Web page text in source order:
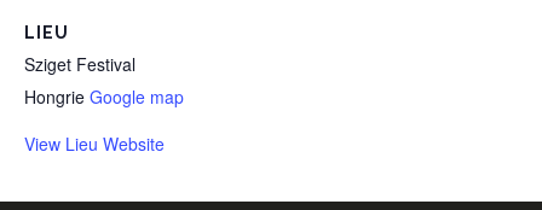
LIEU
Sziget Festival
Hongrie Google map
View Lieu Website